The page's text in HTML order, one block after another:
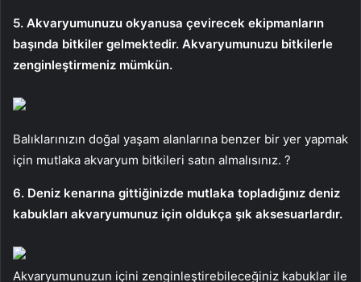
5. Akvaryumunuzu okyanusa çevirecek ekipmanların
başında bitkiler gelmektedir. Akvaryumunuzu bitkilerle
zenginleştirmeniz mümkün.
Balıklarınızın doğal yaşam alanlarına benzer bir yer yapmak
için mutlaka akvaryum bitkileri satın almalısınız. ?
6. Deniz kenarına gittiğinizde mutlaka topladığınız deniz
kabukları akvaryumunuz için oldukça şık aksesuarlardır.
Akvaryumunuzun içini zenginleştirebileceğiniz kabuklar ile